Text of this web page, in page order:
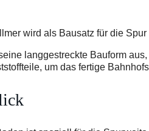
wird als Bausatz für die
langgestreckte Bauform
um das fertige